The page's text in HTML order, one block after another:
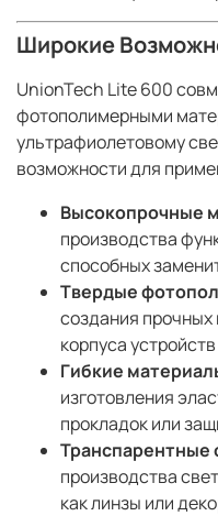
Широкие
UnionTech Lite 600
фотополимерными
ультрафиолетовому
возможности для
Высокопрочные
производства
способных
Твердые
создания прочных
корпуса
Гибкие
изготовления
прокладок или
Транспарентные
производства
как линзы или